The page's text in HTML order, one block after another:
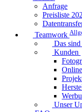
Anfrage
Preisliste
Teamwork
Das sind
Kunden
Unser